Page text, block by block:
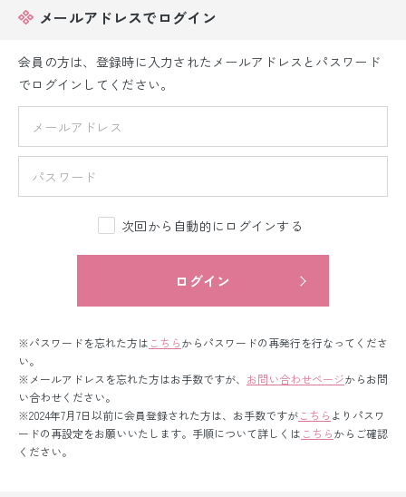
ベビー着物レンタル
ジュニア着物レンタル
紋付袴レンタル
色打掛&紋付袴レンタル
白無垢&紋付袴レンタル
引き振袖レンタル
メールアドレスでログイン
会員の方は、登録時に入力されたメールアドレスとパスワード
でログインしてください。
次回から自動的にログインする
ログイン
※パスワードを忘れた方は こちらからパスワードの再発行を行なってくださ
い。
※メールアドレスを忘れた方はお手数ですが、 お問い合わせページからお問
い合わせください。
※2024年7月7日以前に会員登録された方は、お手数ですがこちら よりパスワ
ードの再設定をお願いいたします。手順について詳しくは こちらからご確認
ください。